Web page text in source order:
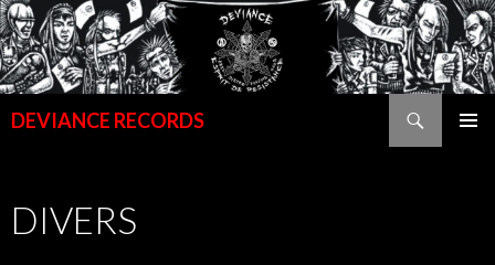
DEVIANCE RECORDS
PRINCIPAL
DIVERS